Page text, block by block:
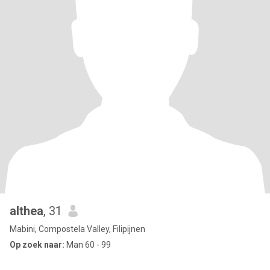
althea, 31
Mabini, Compostela Valley, Filipijnen
Op zoek naar: Man 60 - 99